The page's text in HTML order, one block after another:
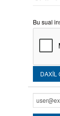
Bu sual